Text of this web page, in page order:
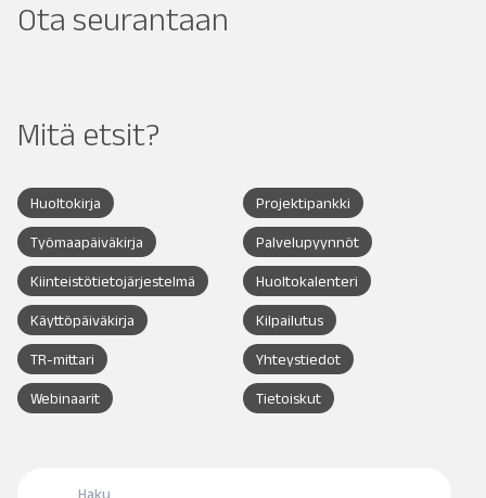
Ota seurantaan
Mitä etsit?
Huoltokirja Projektipankki
Työmaapäiväkirja Palvelupyynnöt
Kiinteistötietojärjestelmä Huoltokalenteri
Käyttöpäiväkirja Kilpailutus
TR-mittari Yhteystiedot
Webinaarit Tietoiskut